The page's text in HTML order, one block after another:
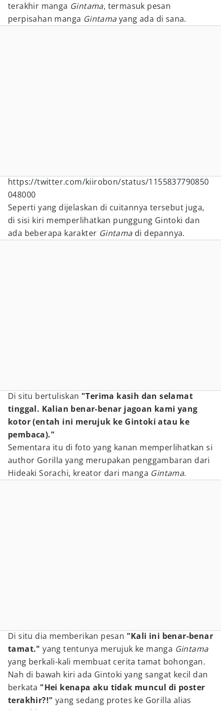
terakhir manga Gintama, termasuk pesan
perpisahan manga Gintamayang ada di sana.
https://twitter.com/kiirobon/status/1155837790850
048000
Seperti yang dijelaskan di cuitannya tersebut juga,
di sisi kiri memperlihatkan punggung Gintoki dan
ada beberapa karakter Gintama di depannya.
Di situ bertuliskan "Terima kasih dan selamat
tinggal. Kalian benar-benar jagoan kami yang
kotor (entah ini merujuk ke Gintoki atau ke
pembaca)."
Sementara itu di foto yang kanan memperlihatkan si
author Gorilla yang merupakan penggambaran dari
Hideaki Sorachi, kreator dari manga Gintama.
Di situ dia memberikan pesan "Kali ini benar-benar
tamat."yang tentunya merujuk ke manga Gintama
yang berkali-kali membuat cerita tamat bohongan.
Nah di bawah kiri ada Gintoki yang sangat kecil dan
berkata "Hei kenapa aku tidak muncul di poster
terakhir?!" yang sedang protes ke Gorilla alias